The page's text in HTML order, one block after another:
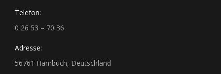
Telefon:
0 26 53 – 70 36
Adresse:
56761 Hambuch, Deutschland